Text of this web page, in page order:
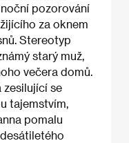
pozorování
za oknem
Stereotyp
starý muž,
večera domů.
zesilující se
tajemstvím,
pomalu